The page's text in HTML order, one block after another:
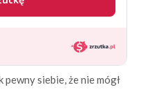
siebie, że nie mógł